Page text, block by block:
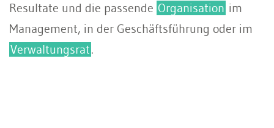
Resultate und die passende Organisation im
Management, in der Geschäftsführung oder im
Verwaltungsrat.